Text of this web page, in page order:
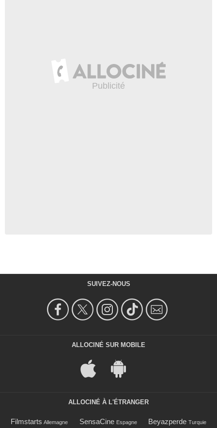
SUIVEZ-NOUS
ALLOCINÉ SUR MOBILE
ALLOCINÉ À L'ÉTRANGER
Filmstarts Allemagne SensaCine Espagne Beyazperde Turquie